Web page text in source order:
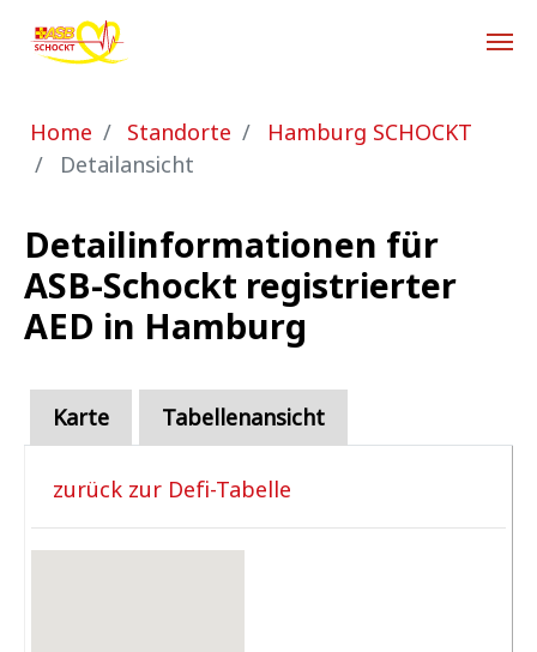
Zum Hauptinhalt springen
Sie sind hier:
Home Standorte
Hamburg SCHOCKT
Detailansicht
Detailinformationen für
ASB-Schockt registrierter
AED in Hamburg
Karte Tabellenansicht
zurück zur Defi-Tabelle